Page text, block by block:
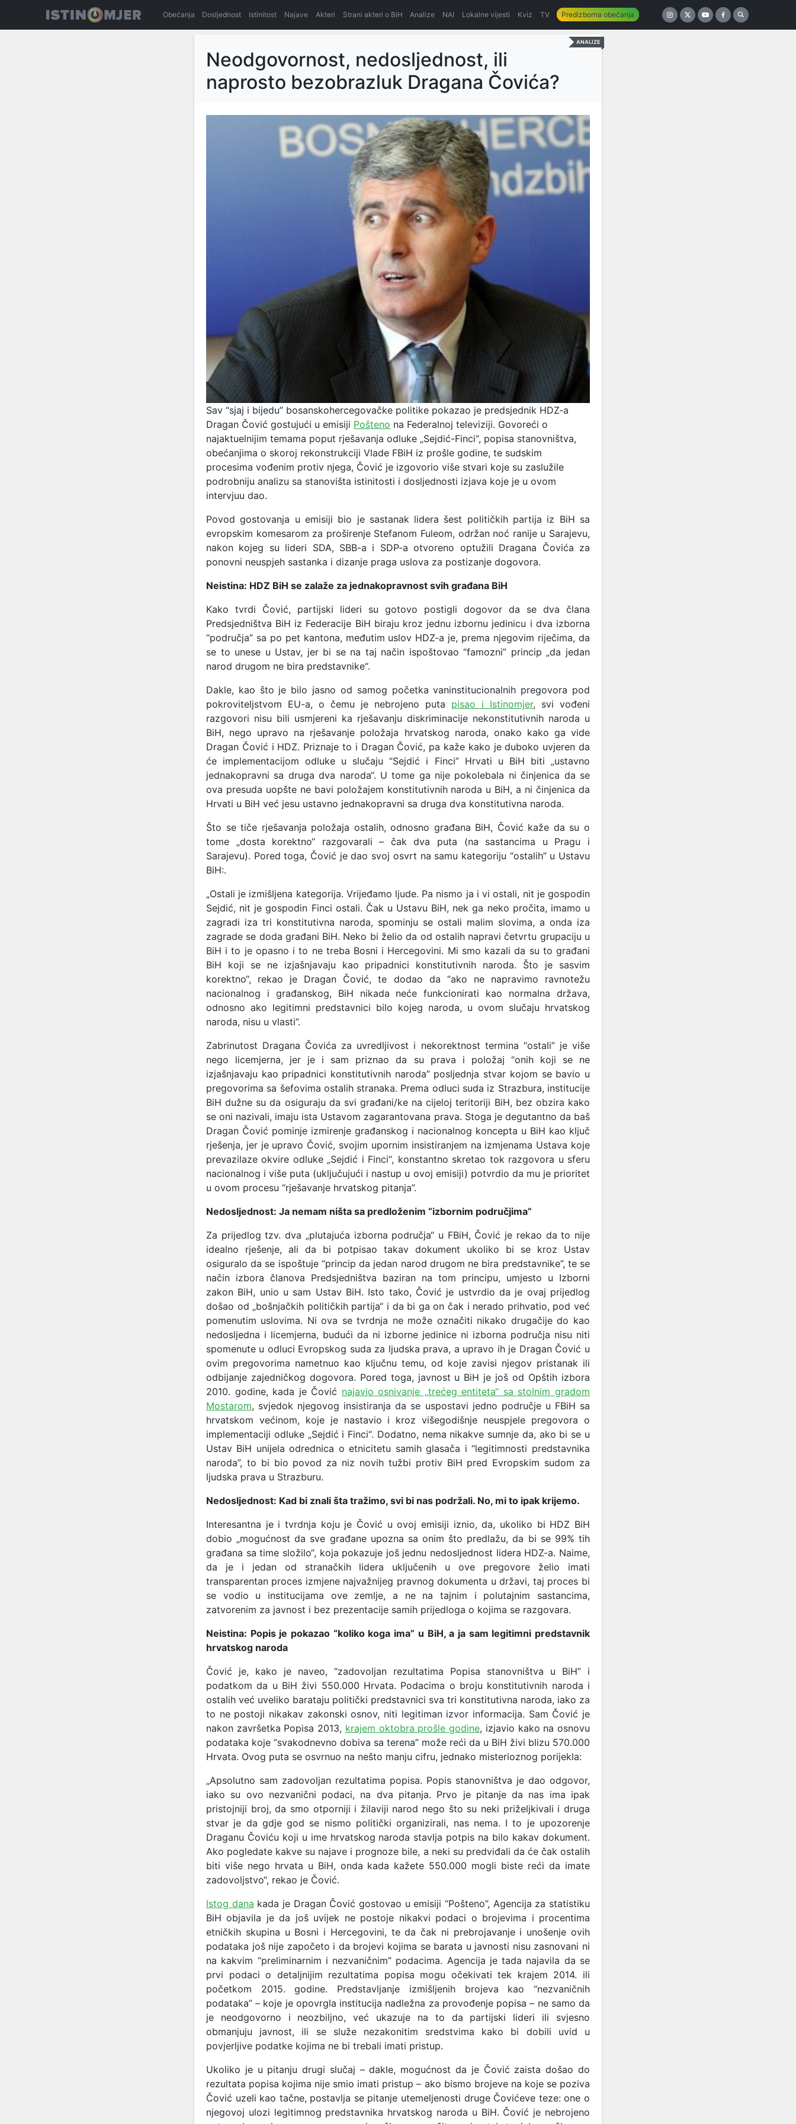
Obećanja Dosljednost Istinitost Najave Akteri Strani akteri o BiH Analize NAI Lokalne vijesti Kviz TV Predizborna obećanja
ANALIZE
Neodgovornost, nedosljednost, ili
naprosto bezobrazluk Dragana Čovića?
Sav “sjaj i bijedu” bosanskohercegovačke politike pokazao je predsjednik HDZ-a
Dragan Čović gostujući u emisiji Pošteno na Federalnoj televiziji. Govoreći o
najaktuelnijim temama poput rješavanja odluke „Sejdić-Finci“, popisa stanovništva,
obećanjima o skoroj rekonstrukciji Vlade FBiH iz prošle godine, te sudskim
procesima vođenim protiv njega, Čović je izgovorio više stvari koje su zaslužile
podrobniju analizu sa stanovišta istinitosti i dosljednosti izjava koje je u ovom
intervjuu dao.
Povod gostovanja u emisiji bio je sastanak lidera šest političkih partija iz BiH sa
evropskim komesarom za proširenje Stefanom Fuleom, održan noć ranije u Sarajevu,
nakon kojeg su lideri SDA, SBB-a i SDP-a otvoreno optužili Dragana Čovića za
ponovni neuspjeh sastanka i dizanje praga uslova za postizanje dogovora.
Neistina: HDZ BiH se zalaže za jednakopravnost svih građana BiH
Kako tvrdi Čović, partijski lideri su gotovo postigli dogovor da se dva člana
Predsjedništva BiH iz Federacije BiH biraju kroz jednu izbornu jedinicu i dva izborna
“područja” sa po pet kantona, međutim uslov HDZ-a je, prema njegovim riječima, da
se to unese u Ustav, jer bi se na taj način ispoštovao “famozni” princip „da jedan
narod drugom ne bira predstavnike“.
Dakle, kao što je bilo jasno od samog početka vaninstitucionalnih pregovora pod
pokroviteljstvom EU-a, o čemu je nebrojeno puta pisao i Istinomjer, svi vođeni
razgovori nisu bili usmjereni ka rješavanju diskriminacije nekonstitutivnih naroda u
BiH, nego upravo na rješavanje položaja hrvatskog naroda, onako kako ga vide
Dragan Čović i HDZ. Priznaje to i Dragan Čović, pa kaže kako je duboko uvjeren da
će implementacijom odluke u slučaju “Sejdić i Finci” Hrvati u BiH biti „ustavno
jednakopravni sa druga dva naroda“. U tome ga nije pokolebala ni činjenica da se
ova presuda uopšte ne bavi položajem konstitutivnih naroda u BiH, a ni činjenica da
Hrvati u BiH već jesu ustavno jednakopravni sa druga dva konstitutivna naroda.
Što se tiče rješavanja položaja ostalih, odnosno građana BiH, Čović kaže da su o
tome „dosta korektno“ razgovarali – čak dva puta (na sastancima u Pragu i
Sarajevu). Pored toga, Čović je dao svoj osvrt na samu kategoriju “ostalih” u Ustavu
BiH:.
„Ostali je izmišljena kategorija. Vrijeđamo ljude. Pa nismo ja i vi ostali, nit je gospodin
Sejdić, nit je gospodin Finci ostali. Čak u Ustavu BiH, nek ga neko pročita, imamo u
zagradi iza tri konstitutivna naroda, spominju se ostali malim slovima, a onda iza
zagrade se doda građani BiH. Neko bi želio da od ostalih napravi četvrtu grupaciju u
BiH i to je opasno i to ne treba Bosni i Hercegovini. Mi smo kazali da su to građani
BiH koji se ne izjašnjavaju kao pripadnici konstitutivnih naroda. Što je sasvim
korektno“, rekao je Dragan Čović, te dodao da “ako ne napravimo ravnotežu
nacionalnog i građanskog, BiH nikada neće funkcionirati kao normalna država,
odnosno ako legitimni predstavnici bilo kojeg naroda, u ovom slučaju hrvatskog
naroda, nisu u vlasti”.
Zabrinutost Dragana Čovića za uvredljivost i nekorektnost termina “ostali” je više
nego licemjerna, jer je i sam priznao da su prava i položaj “onih koji se ne
izjašnjavaju kao pripadnici konstitutivnih naroda” posljednja stvar kojom se bavio u
pregovorima sa šefovima ostalih stranaka. Prema odluci suda iz Strazbura, institucije
BiH dužne su da osiguraju da svi građani/ke na cijeloj teritoriji BiH, bez obzira kako
se oni nazivali, imaju ista Ustavom zagarantovana prava. Stoga je degutantno da baš
Dragan Čović pominje izmirenje građanskog i nacionalnog koncepta u BiH kao ključ
rješenja, jer je upravo Čović, svojim upornim insistiranjem na izmjenama Ustava koje
prevazilaze okvire odluke „Sejdić i Finci“, konstantno skretao tok razgovora u sferu
nacionalnog i više puta (uključujući i nastup u ovoj emisiji) potvrdio da mu je prioritet
u ovom procesu “rješavanje hrvatskog pitanja”.
Nedosljednost: Ja nemam ništa sa predloženim “izbornim područjima”
Za prijedlog tzv. dva „plutajuća izborna područja“ u FBiH, Čović je rekao da to nije
idealno rješenje, ali da bi potpisao takav dokument ukoliko bi se kroz Ustav
osiguralo da se ispoštuje “princip da jedan narod drugom ne bira predstavnike”, te se
način izbora članova Predsjedništva baziran na tom principu, umjesto u Izborni
zakon BiH, unio u sam Ustav BiH. Isto tako, Čović je ustvrdio da je ovaj prijedlog
došao od „bošnjačkih političkih partija“ i da bi ga on čak i nerado prihvatio, pod već
pomenutim uslovima. Ni ova se tvrdnja ne može označiti nikako drugačije do kao
nedosljedna i licemjerna, budući da ni izborne jedinice ni izborna područja nisu niti
spomenute u odluci Evropskog suda za ljudska prava, a upravo ih je Dragan Čović u
ovim pregovorima nametnuo kao ključnu temu, od koje zavisi njegov pristanak ili
odbijanje zajedničkog dogovora. Pored toga, javnost u BiH je još od Opštih izbora
2010. godine, kada je Čović najavio osnivanje „trećeg entiteta“ sa stolnim gradom
Mostarom, svjedok njegovog insistiranja da se uspostavi jedno područje u FBiH sa
hrvatskom većinom, koje je nastavio i kroz višegodišnje neuspjele pregovora o
implementaciji odluke „Sejdić i Finci“. Dodatno, nema nikakve sumnje da, ako bi se u
Ustav BiH unijela odrednica o etnicitetu samih glasača i “legitimnosti predstavnika
naroda”, to bi bio povod za niz novih tužbi protiv BiH pred Evropskim sudom za
ljudska prava u Strazburu.
Nedosljednost: Kad bi znali šta tražimo, svi bi nas podržali. No, mi to ipak krijemo.
Interesantna je i tvrdnja koju je Čović u ovoj emisiji iznio, da, ukoliko bi HDZ BiH
dobio „mogućnost da sve građane upozna sa onim što predlažu, da bi se 99% tih
građana sa time složilo“, koja pokazuje još jednu nedosljednost lidera HDZ-a. Naime,
da je i jedan od stranačkih lidera uključenih u ove pregovore želio imati
transparentan proces izmjene najvažnijeg pravnog dokumenta u državi, taj proces bi
se vodio u institucijama ove zemlje, a ne na tajnim i polutajnim sastancima,
zatvorenim za javnost i bez prezentacije samih prijedloga o kojima se razgovara.
Neistina: Popis je pokazao “koliko koga ima” u BiH, a ja sam legitimni predstavnik
hrvatskog naroda
Čović je, kako je naveo, “zadovoljan rezultatima Popisa stanovništva u BiH” i
podatkom da u BiH živi 550.000 Hrvata. Podacima o broju konstitutivnih naroda i
ostalih već uveliko barataju politički predstavnici sva tri konstitutivna naroda, iako za
to ne postoji nikakav zakonski osnov, niti legitiman izvor informacija. Sam Čović je
nakon završetka Popisa 2013, krajem oktobra prošle godine, izjavio kako na osnovu
podataka koje “svakodnevno dobiva sa terena” može reći da u BiH živi blizu 570.000
Hrvata. Ovog puta se osvrnuo na nešto manju cifru, jednako misterioznog porijekla:
„Apsolutno sam zadovoljan rezultatima popisa. Popis stanovništva je dao odgovor,
iako su ovo nezvanični podaci, na dva pitanja. Prvo je pitanje da nas ima ipak
pristojniji broj, da smo otporniji i žilaviji narod nego što su neki priželjkivali i druga
stvar je da gdje god se nismo politički organizirali, nas nema. I to je upozorenje
Draganu Čoviću koji u ime hrvatskog naroda stavlja potpis na bilo kakav dokument.
Ako pogledate kakve su najave i prognoze bile, a neki su predviđali da će čak ostalih
biti više nego hrvata u BiH, onda kada kažete 550.000 mogli biste reći da imate
zadovoljstvo“, rekao je Čović.
Istog dana kada je Dragan Čović gostovao u emisiji “Pošteno”, Agencija za statistiku
BiH objavila je da još uvijek ne postoje nikakvi podaci o brojevima i procentima
etničkih skupina u Bosni i Hercegovini, te da čak ni prebrojavanje i unošenje ovih
podataka još nije započeto i da brojevi kojima se barata u javnosti nisu zasnovani ni
na kakvim “preliminarnim i nezvaničnim” podacima. Agencija je tada najavila da se
prvi podaci o detaljnijim rezultatima popisa mogu očekivati tek krajem 2014. ili
početkom 2015. godine. Predstavljanje izmišljenih brojeva kao “nezvaničnih
podataka” – koje je opovrgla institucija nadležna za provođenje popisa – ne samo da
je neodgovorno i neozbiljno, već ukazuje na to da partijski lideri ili svjesno
obmanjuju javnost, ili se služe nezakonitim sredstvima kako bi dobili uvid u
povjerljive podatke kojima ne bi trebali imati pristup.
Ukoliko je u pitanju drugi slučaj – dakle, mogućnost da je Čović zaista došao do
rezultata popisa kojima nije smio imati pristup – ako bismo brojeve na koje se poziva
Čović uzeli kao tačne, postavlja se pitanje utemeljenosti druge Čovićeve teze: one o
njegovoj ulozi legitimnog predstavnika hrvatskog naroda u BiH. Čović je nebrojeno